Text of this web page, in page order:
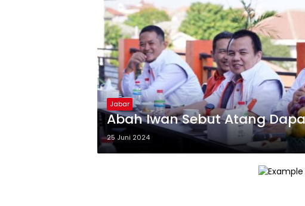
Jabar
Abah Iwan Sebut Atang
25 Juni 2024